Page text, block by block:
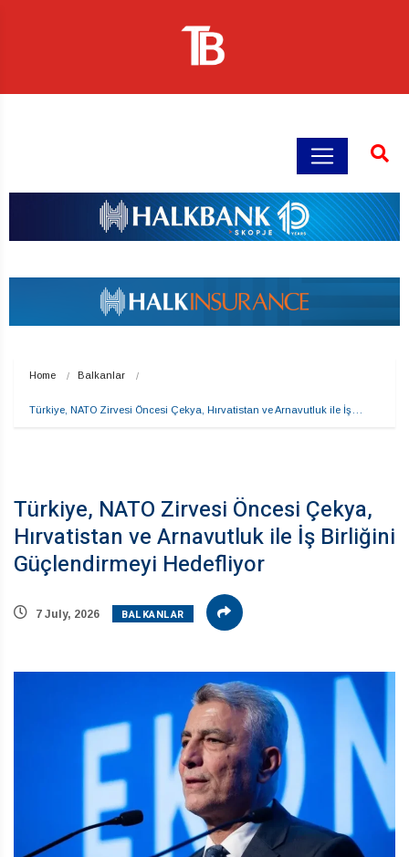
Home Balkanlar
Türkiye, NATO Zirvesi Öncesi Çekya, Hırvatistan ve Arnavutluk ile İş…
Türkiye, NATO Zirvesi Öncesi Çekya,
Hırvatistan ve Arnavutluk ile İş Birliğini
Güçlendirmeyi Hedefliyor
7 July, 2026 BALKANLAR